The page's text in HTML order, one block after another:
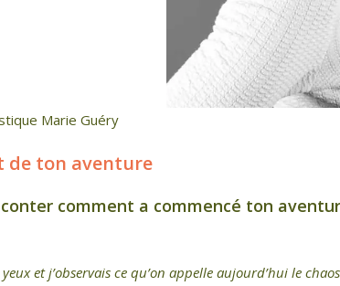
Marie Guéry
de ton aventure
comment a commencé ton
et j’observais ce qu’on appelle aujourd’hui le